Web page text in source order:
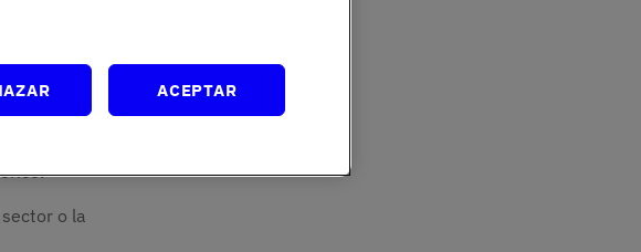
que
o la
ACEPTAR